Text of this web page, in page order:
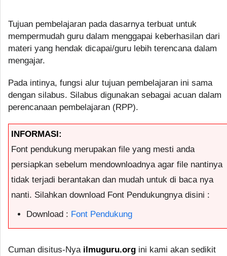
Tujuan pembelajaran pada dasarnya terbuat untuk
mempermudah guru dalam menggapai keberhasilan dari
materi yang hendak dicapai/guru lebih terencana dalam
mengajar.
Pada intinya, fungsi alur tujuan pembelajaran ini sama
dengan silabus. Silabus digunakan sebagai acuan dalam
perencanaan pembelajaran (RPP).
INFORMASI:
Font pendukung merupakan file yang mesti anda
persiapkan sebelum mendownloadnya agar file nantinya
tidak terjadi berantakan dan mudah untuk di baca nya
nanti. Silahkan download Font Pendukungnya disini :
Download : Font Pendukung
Cuman disitus-Nya ilmuguru.org ini kami akan sedikit